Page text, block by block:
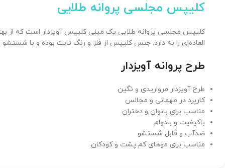
کلیپس مجلسی پروانه طلایی
کلیپس مجلسی پروانه طلایی یک مینی کلیپس آویزدار است که از
العاده‌ای را به دارد. جنس کلیپس از فلز و رنگ ثابت بوده و با
طرح پروانه آویزدار
طرح آویزدار مرواریدی و نگین
کاربرد در مهمانی و مجالس
مناسب برای بانوان و دختران
باکیفیت و بادوام
ضدآب و قابل شستشو
مناسب برای موهای کم پشت و کودکان